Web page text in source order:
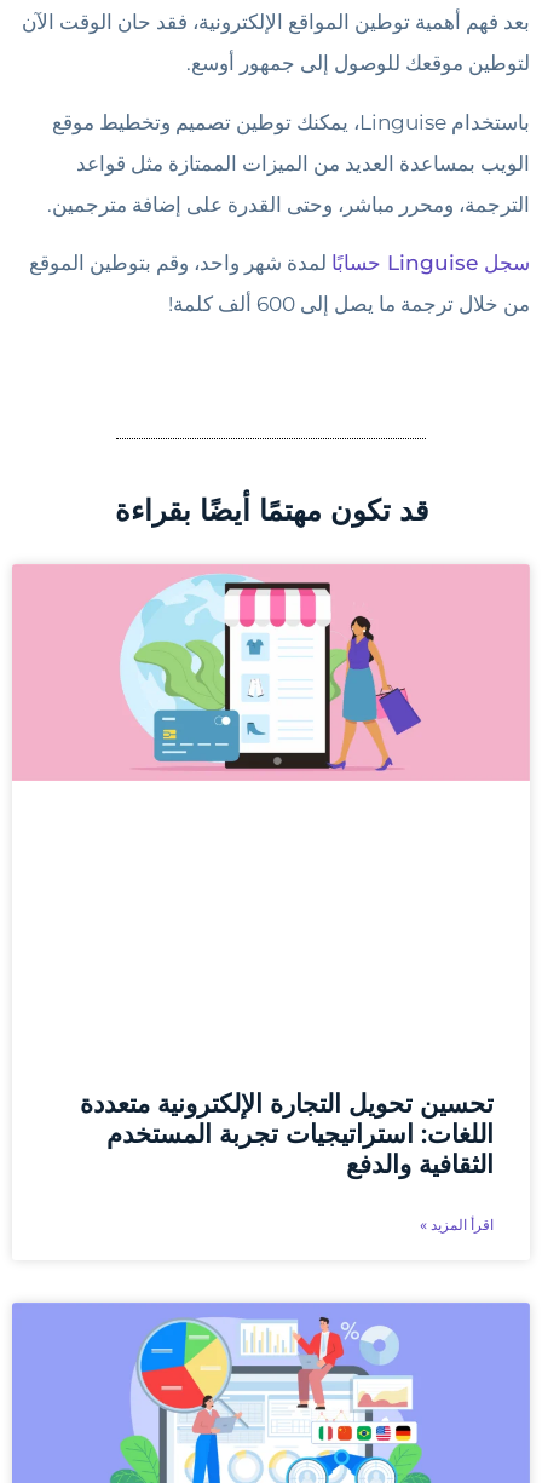
بعد فهم أهمية توطين المواقع الإلكترونية، فقد حان الوقت الآن
لتوطين موقعك للوصول إلى جمهور أوسع.
باستخدام Linguise، يمكنك توطين تصميم وتخطيط موقع
الويب بمساعدة العديد من الميزات الممتازة مثل قواعد
الترجمة، ومحرر مباشر، وحتى القدرة على إضافة مترجمين.
سجل Linguise حسابًا
لمدة شهر واحد، وقم بتوطين الموقع
من خلال ترجمة ما يصل إلى 600 ألف كلمة!
قد تكون مهتمًا أيضًا بقراءة
تحسين تحويل التجارة الإلكترونية متعددة
اللغات: استراتيجيات تجربة المستخدم
الثقافية والدفع
اقرأ المزيد »